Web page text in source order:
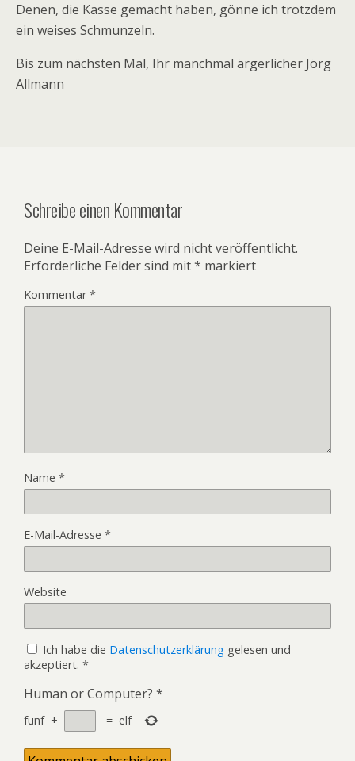
Denen, die Kasse gemacht haben, gönne ich trotzdem
ein weises Schmunzeln.
Bis zum nächsten Mal, Ihr manchmal ärgerlicher Jörg
Allmann
Schreibe einen Kommentar
Deine E-Mail-Adresse wird nicht veröffentlicht.
Erforderliche Felder sind mit* markiert
Kommentar*
Name *
E-Mail-Adresse *
Website
Ich habe die Datenschutzerklärung gelesen und
akzeptiert. *
Human or Computer? *
fünf + = elf